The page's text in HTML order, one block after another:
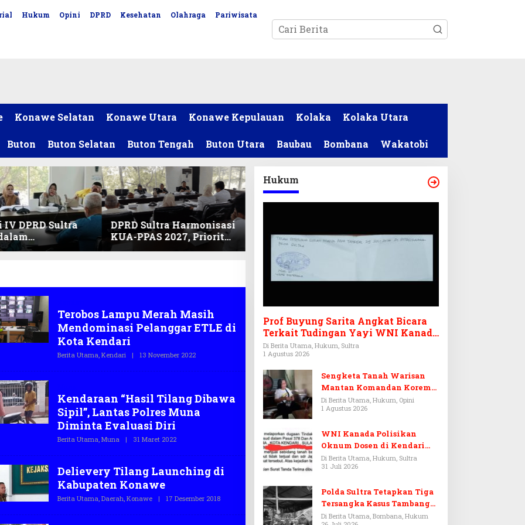
Hukum Opini DPRD Kesehatan Olahraga Pariwisata
Konawe Selatan Konawe Utara Konawe Kepulauan Kolaka Kolaka Utara
Buton Buton Selatan Buton Tengah Buton Utara Baubau Bombana Wakatobi
DPRD Sultra
KUA-PPAS
DPRD Sultra Harmonisasi
KUA-PPAS 2027, Prioritas
Pendidikan, Kebudayaan,
Terobos Lampu Merah Masih
Mendominasi Pelanggar ETLE di
Kota Kendari
Berita Utama, Kendari | 13 November 2022O
E
E
G
A
Kendaraan “Hasil Tilang Dibawa
Sipil”, Lantas Polres Muna
Diminta Evaluasi Diri
Berita Utama, Muna | 31 Maret 2022O
E
T
A
.
Delievery Tilang Launching di
Kabupaten Konawe
Berita Utama, Daerah, Konawe | 17 Desember 2018O
E
Hukum
Prof Buyung Sarita Angkat Bicara
Terkait Tudingan Yayi WNI Kanada
Ditagih Utang Rp3,6 Miliar
Di Berita Utama, Hukum, Sultra
1 Agustus 2026
Sengketa Tanah Warisan
Mantan Komandan Korem
143/HO, Ketika Warisan
Menjadi Arena Pemerasan
Di Berita Utama, Hukum, Opini
1 Agustus 2026
WNI Kanada Polisikan
Oknum Dosen di Kendari
Terkait Aset Puluhan Miliar
Di Berita Utama, Hukum, Sultra
31 Juli 2026
Polda Sultra Tetapkan Tiga
Tersangka Kasus Tambang
Emas Ilegal di Bombana
Di Berita Utama, Bombana, Hukum